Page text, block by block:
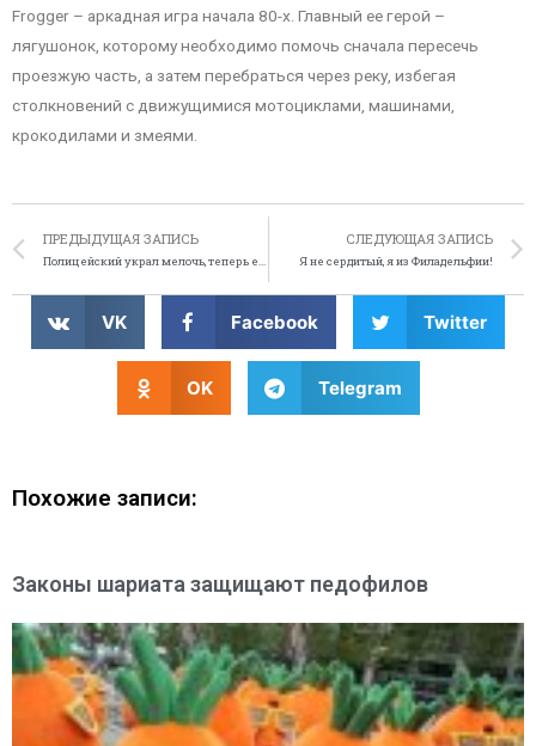
Frogger – аркадная игра начала 80-х. Главный ее герой –
лягушонок, которому необходимо помочь сначала пересечь
проезжую часть, а затем перебраться через реку, избегая
столкновений с движущимися мотоциклами, машинами,
крокодилами и змеями.
ПРЕДЫДУЩАЯ ЗАПИСЬ
Полицейский украл мелочь, теперь его ждёт суд
СЛЕДУЮЩАЯ ЗАПИСЬ
Я не сердитый, я из Филадельфии!
VK Facebook Twitter
OK Telegram
Похожие записи:
Законы шариата защищают педофилов